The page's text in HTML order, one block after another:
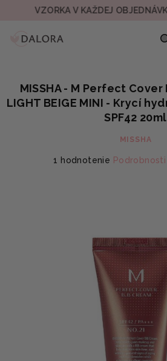
VZORKA V KAŽDEJ OBJEDNÁVKE
MISSHA - M Perfect Cover
LIGHT BEIGE MINI - Krycí
SPF42 20ml
MISSHA
Priemerné
hviezdičiek.
1 hodnotenie